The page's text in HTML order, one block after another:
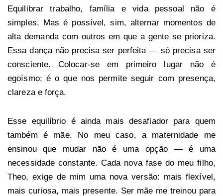
Equilibrar trabalho, família e vida pessoal não é
simples. Mas é possível, sim, alternar momentos de
alta demanda com outros em que a gente se prioriza.
Essa dança não precisa ser perfeita — só precisa ser
consciente. Colocar-se em primeiro lugar não é
egoísmo; é o que nos permite seguir com presença,
clareza e força.
Esse equilíbrio é ainda mais desafiador para quem
também é mãe. No meu caso, a maternidade me
ensinou que mudar não é uma opção — é uma
necessidade constante. Cada nova fase do meu filho,
Theo, exige de mim uma nova versão: mais flexível,
mais curiosa, mais presente. Ser mãe me treinou para